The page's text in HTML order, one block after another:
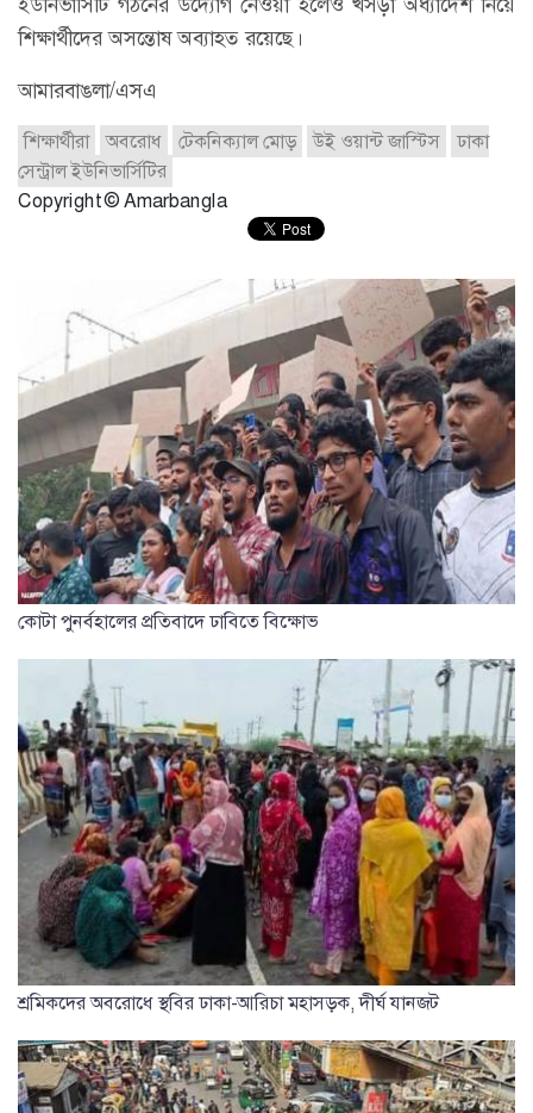
শিক্ষার্থীদের অসন্তোষ অব্যাহত রয়েছে।
আমারবাঙলা/এসএ
শিক্ষার্থীরা অবরোধ টেকনিক্যাল মোড় উই ওয়ান্ট জাস্টিস
ঢাকা
সেন্ট্রাল ইউনিভার্সিটির
Copyright © Amarbangla
কোটা পুনর্বহালের প্রতিবাদে ঢাবিতে বিক্ষোভ
শ্রমিকদের অবরোধে স্থবির ঢাকা-আরিচা মহাসড়ক, দীর্ঘ যানজট